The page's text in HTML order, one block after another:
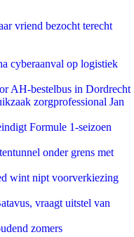
vriend bezocht terecht
cyberaanval op logistiek
AH-bestelbus in Dordrecht
zorgprofessional Jan
Formule 1-seizoen
onder grens met
wint nipt voorverkiezing
vraagt uitstel van
zomers